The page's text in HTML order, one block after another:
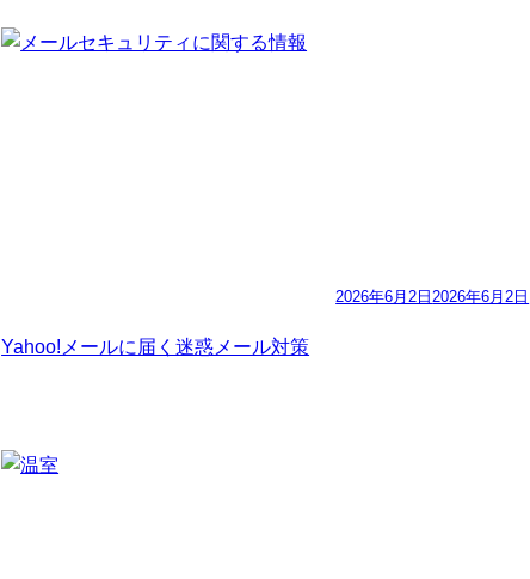
2026年6月2日 2026年6月2日
Yahoo!メールに届く迷惑メール対策